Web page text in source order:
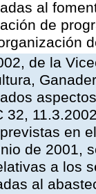
al
de
de la
32,
en
de 2001,
a los
al